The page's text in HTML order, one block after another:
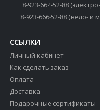
8-923-664-52-88
8-923-666-52-88 (вело- и
ССЫЛКИ
Личный кабинет
Как сделать заказ
Оплата
Доставка
Подарочные сертификаты